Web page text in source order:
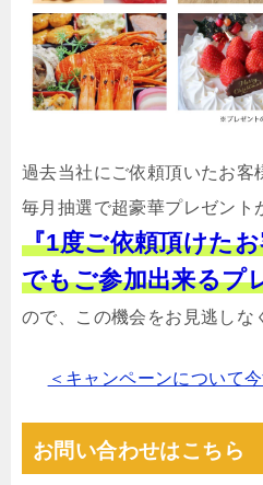
過去当社にご依頼頂いたお客
毎月抽選で超豪華プレゼント
『1度ご依頼頂けた
でもご参加出来るプ
ので、この機会をお見逃しな
＜キャンペーンについて
お問い合わせはこちら